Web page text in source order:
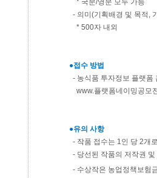
* 국문/영문 모두 가능
- 의미(기획배경 및 목적,
* 500자 내외
●접수 방법
- 농식품 투자정보 플랫
www.플랫폼네이밍공모
●유의 사항
- 작품 접수는 1인 당 2개
- 당선된 작품의 저작권
- 수상작은 농업정책보험